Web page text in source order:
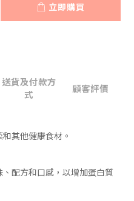
立即購買
送貨及付款方
式
顧客評價
其他健康食材。
配方和口感，以增加蛋白質